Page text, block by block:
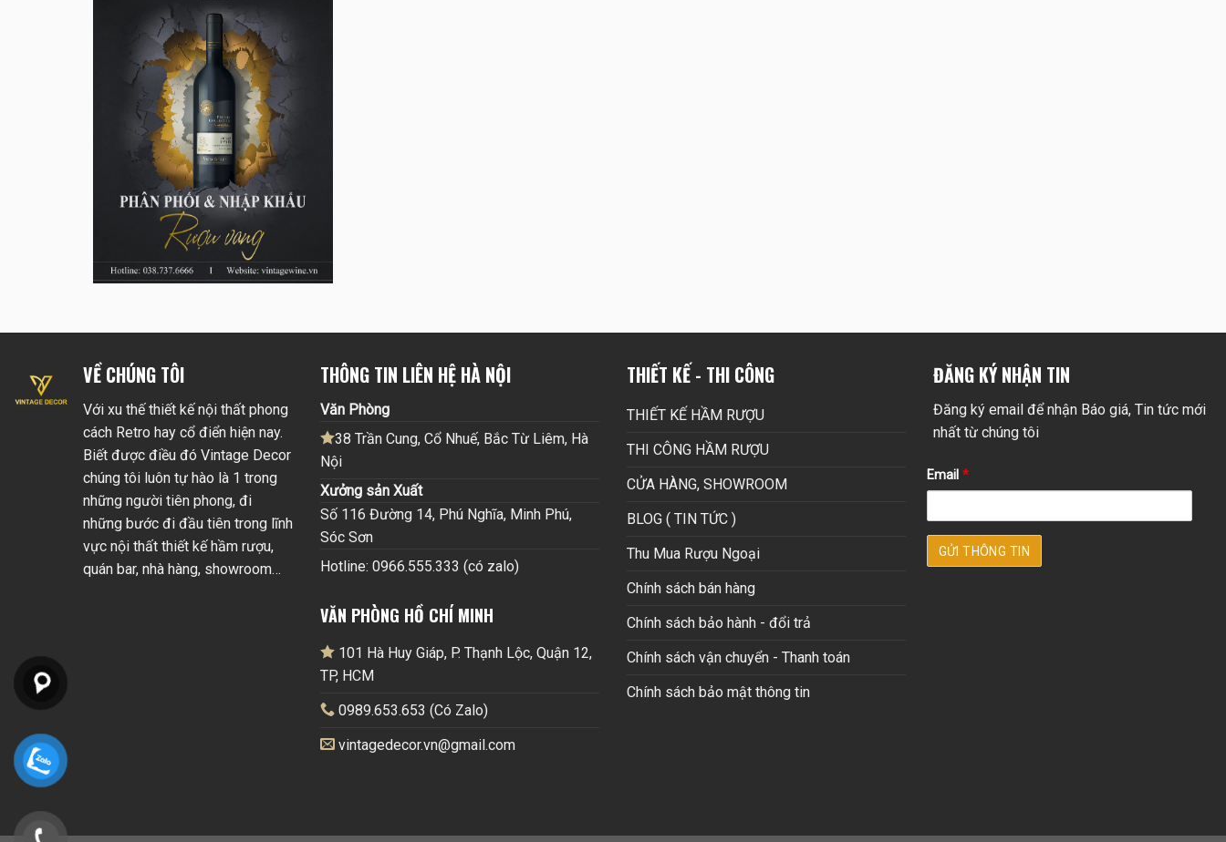
VỀ CHÚNG TÔI
Với xu thế thiết kế nội thất phong
cách Retro hay cổ điển hiện nay.
Biết được điều đó Vintage Decor
chúng tôi luôn tự hào là 1 trong
những người tiên phong, đi
những bước đi đầu tiên trong lĩnh
vực nội thất thiết kế hầm rượu,
quán bar, nhà hàng, showroom…
THÔNG TIN LIÊN HỆ HÀ NỘI
Văn Phòng
38 Trần Cung, Cổ Nhuế, Bắc Từ Liêm, Hà
Nội
Xưởng sản Xuất
Số 116 Đường 14, Phú Nghĩa, Minh Phú,
Sóc Sơn
Hotline: 0966.555.333 (có zalo)
VĂN PHÒNG HỒ CHÍ MINH
101 Hà Huy Giáp, P. Thạnh Lộc, Quận 12,
TP, HCM
0989.653.653 (Có Zalo)
vintagedecor.vn@gmail.com
THIẾT KẾ - THI CÔNG
THIẾT KẾ HẦM RƯỢU
THI CÔNG HẦM RƯỢU
CỬA HÀNG, SHOWROOM
BLOG ( TIN TỨC )
Thu Mua Rượu Ngoại
Chính sách bán hàng
Chính sách bảo hành - đổi trả
Chính sách vận chuyển - Thanh toán
Chính sách bảo mật thông tin
ĐĂNG KÝ NHẬN TIN
Đăng ký email để nhận Báo giá, Tin tức mới
nhất từ chúng tôi
Email *